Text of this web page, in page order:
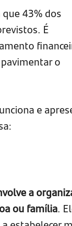
43% dos
É
o
e
a
ou família.